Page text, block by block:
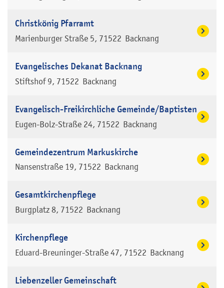
Christkönig Pfarramt
Marienburger Straße 5 71522 Backnang
Evangelisches Dekanat Backnang
Stiftshof 9 71522 Backnang
Evangelisch-Freikirchliche Gemeinde/Baptisten
Eugen-Bolz-Straße 24 71522 Backnang
Gemeindezentrum Markuskirche
Nansenstraße 19 71522 Backnang
Gesamtkirchenpflege
Burgplatz 8 71522 Backnang
Kirchenpflege
Eduard-Breuninger-Straße 47 71522 Backnang
Liebenzeller Gemeinschaft